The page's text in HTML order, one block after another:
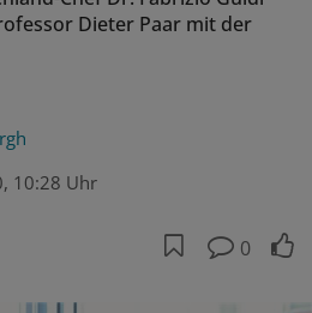
Dieter Paar mit der
10:28 Uhr
0